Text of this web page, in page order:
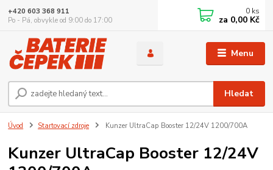
Menu
Hledat
+420 603 368 911
Po - Pá, obvykle od 9:00 do 17:00
0 ks
za 0,00 Kč
Úvod Startovací zdroje Kunzer UltraCap Booster 12/24V 1200/700A
Kunzer UltraCap Booster 12/24V